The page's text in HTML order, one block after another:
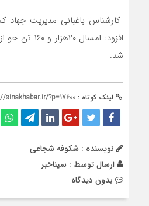
كارشناس باغبانی مدیریت جهاد
افزود: امسال
شد.
لینک کوتاه : sinakhabar.ir/?p=17600
نویسنده : شکوفه شجاعی
ارسال توسط : سیناخبر
بدون دیدگاه